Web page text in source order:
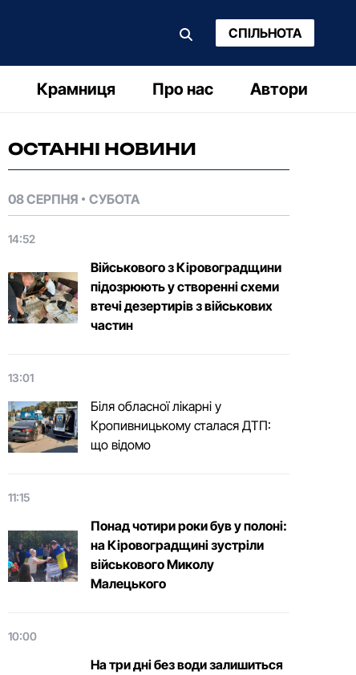
СПІЛЬНОТА
Крамниця Про нас Автори
ОСТАННІ НОВИНИ
08 СЕРПНЯ СУБОТА
14:52
Військового з Кіровоградщини
підозрюють у створенні схеми
втечі дезертирів з військових
частин
13:01
Біля обласної лікарні у
Кропивницькому сталася ДТП:
що відомо
11:15
Понад чотири роки був у полоні:
на Кіровоградщині зустріли
військового Микoлу
Малецькoгo
10:00
На три дні без води залишиться